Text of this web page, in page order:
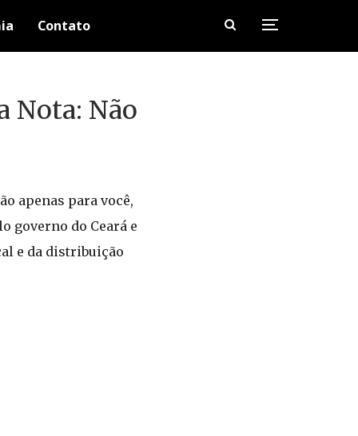
Contato
Nota: Não
apenas para você,
governo do Ceará e
e da distribuição